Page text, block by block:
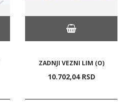
ZADNJI VEZNI LIM (O)
10.702,04 RSD